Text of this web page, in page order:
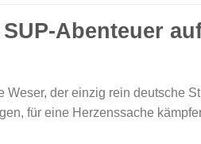
Abenteuer
der einzig rein deutsche
für eine Herzenssache